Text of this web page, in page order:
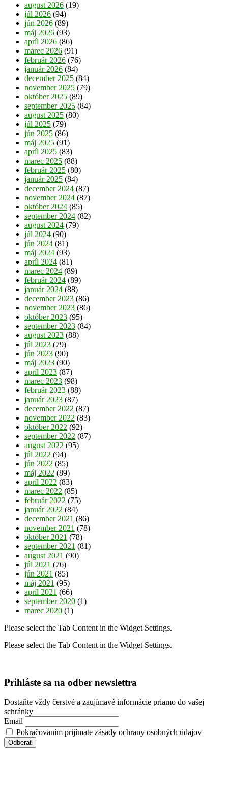
august 2026 (19)
júl 2026 (94)
jún 2026 (89)
máj 2026 (93)
apríl 2026 (86)
marec 2026 (91)
február 2026 (76)
január 2026 (84)
december 2025 (84)
november 2025 (79)
október 2025 (89)
september 2025 (84)
august 2025 (80)
júl 2025 (79)
jún 2025 (86)
máj 2025 (91)
apríl 2025 (83)
marec 2025 (88)
február 2025 (80)
január 2025 (84)
december 2024 (87)
november 2024 (87)
október 2024 (85)
september 2024 (82)
august 2024 (79)
júl 2024 (90)
jún 2024 (81)
máj 2024 (93)
apríl 2024 (81)
marec 2024 (89)
február 2024 (89)
január 2024 (88)
december 2023 (86)
november 2023 (86)
október 2023 (95)
september 2023 (84)
august 2023 (88)
júl 2023 (79)
jún 2023 (90)
máj 2023 (90)
apríl 2023 (87)
marec 2023 (98)
február 2023 (88)
január 2023 (87)
december 2022 (87)
november 2022 (83)
október 2022 (92)
september 2022 (87)
august 2022 (95)
júl 2022 (94)
jún 2022 (85)
máj 2022 (89)
apríl 2022 (83)
marec 2022 (85)
február 2022 (75)
január 2022 (84)
december 2021 (86)
november 2021 (78)
október 2021 (78)
september 2021 (81)
august 2021 (90)
júl 2021 (76)
jún 2021 (85)
máj 2021 (95)
apríl 2021 (66)
september 2020 (1)
marec 2020 (1)
Please select the Tab Content in the Widget Settings.
Please select the Tab Content in the Widget Settings.
Prihláste sa na odber newslettra
Dostaňte vždy čerstvé a zaujímavé informácie priamo do vašej
schránky
Email
Pokračovaním prijímate zásady ochrany osobných údajov